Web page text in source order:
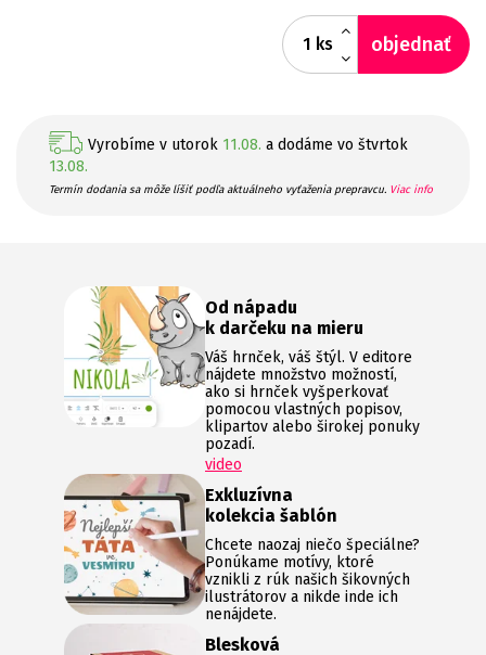
ks objednať
Vyrobíme v utorok 11.08. a dodáme vo štvrtok
13.08.
Termín dodania sa môže líšiť podľa aktuálneho vyťaženia prepravcu. Viac info
Od nápadu
k darčeku na mieru
Váš hrnček, váš štýl. V editore
nájdete množstvo možností,
ako si hrnček vyšperkovať
pomocou vlastných popisov,
klipartov alebo širokej ponuky
pozadí.
video
Exkluzívna
kolekcia šablón
Chcete naozaj niečo špeciálne?
Ponúkame motívy, ktoré
vznikli z rúk našich šikovných
ilustrátorov a nikde inde ich
nenájdete.
Blesková